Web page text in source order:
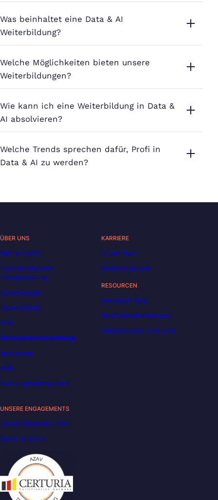
Was beinhaltet eine Data & AI
Weiterbildung?
Welche Möglichkeiten bieten unsere
Weiterbildungen?
Wie kann ich eine Weiterbildung in Data &
AI absolvieren?
Welche Trends sprechen dafür, Profi in
Data & AI zu werden?
ÜBER UNS
Wer ist Liora?
Finanzierung und
Preisgestaltung
Bewertungen
Hausordnung
FAQ
Datenschutzverordnung
Impressum
AGB
Nutzungsbedingungen
KARRIERE
Unser Team
Stellenangebote
RESOURCEN
Decoded | Blog
Berufsbeschreibungen
DataScientest wird Liora
UNSERE ENGAGEMENTS
Carbon Reduction Plan
Barrierefreiheit